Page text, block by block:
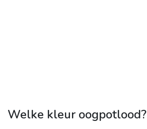
Welke kleur oogpotlood?